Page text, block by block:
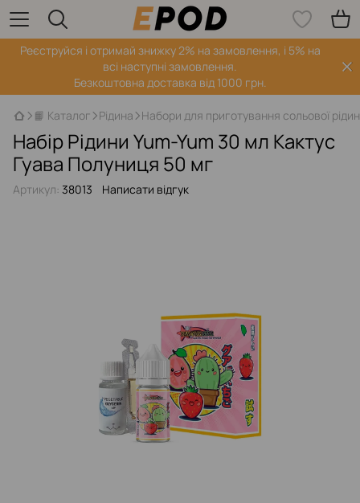
Реєструйся і отримай знижку 2% на замовлення, і 5% на
всі наступні замовлення.
Безкоштовна доставка від 1000 грн.
📙 Каталог Рідина Набори для приготування сольової
Набір Рідини Yum-Yum 30 мл Кактус
Гуава Полуниця 50 мг
Артикул: 38013 Написати відгук